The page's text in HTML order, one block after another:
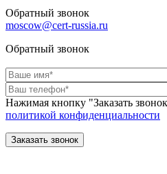
Обратный звонок
moscow@cert-russia.ru
Обратный звонок
Нажимая кнопку "Заказать
политикой конфиденциальности